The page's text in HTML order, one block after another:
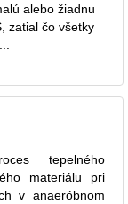
alebo žiadnu
zatial čo všetky
tepelného
materiálu pri
v anaeróbnom